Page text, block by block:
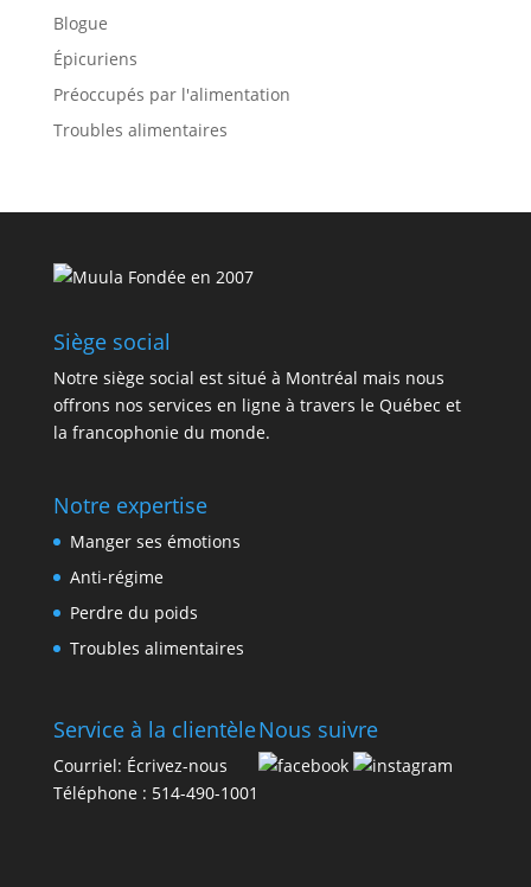
Blogue
Épicuriens
Préoccupés par l'alimentation
Troubles alimentaires
Fondée en 2007
Siège social
Notre siège social est situé à Montréal mais nous
offrons nos services en ligne à travers le Québec et
la francophonie du monde.
Notre expertise
Manger ses émotions
Anti-régime
Perdre du poids
Troubles alimentaires
Service à la clientèle
Courriel: Écrivez-nous
Téléphone : 514-490-1001
Nous suivre